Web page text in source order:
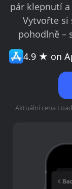
pár klepnutí
Vytvořte si
pohodlně –
4.9 ★ on
Aktuální cena